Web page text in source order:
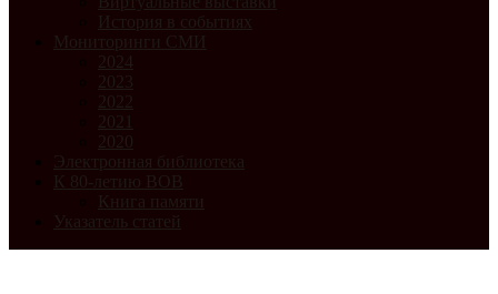
История в событиях
Мониторинги СМИ
2024
2023
2022
2021
2020
Электронная библиотека
К 80-летию ВОВ
Книга памяти
Указатель статей